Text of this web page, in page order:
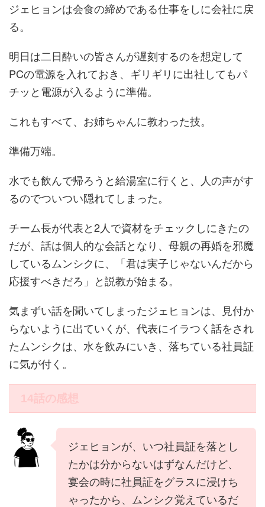
ジェヒョンは会食の締めである仕事をしに会社に戻
る。
明日は二日酔いの皆さんが遅刻するのを想定して
PCの電源を入れておき、ギリギリに出社してもパ
チッと電源が入るように準備。
これもすべて、お姉ちゃんに教わった技。
準備万端。
水でも飲んで帰ろうと給湯室に行くと、人の声がす
るのでついつい隠れてしまった。
チーム長が代表と2人で資材をチェックしにきたの
だが、話は個人的な会話となり、母親の再婚を邪魔
しているムンシクに、「君は実子じゃないんだから
応援すべきだろ」と説教が始まる。
気まずい話を聞いてしまったジェヒョンは、見付か
らないように出ていくが、代表にイラつく話をされ
たムンシクは、水を飲みにいき、落ちている社員証
に気が付く。
14話の感想
ジェヒョンが、いつ社員証を落とし
たかは分からないはずなんだけど、
宴会の時に社員証をグラスに浸けち
ゃったから、ムンシク覚えているだ